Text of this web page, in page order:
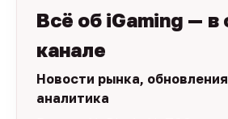
Всё об iGaming — в
канале
Новости рынка,
аналитика